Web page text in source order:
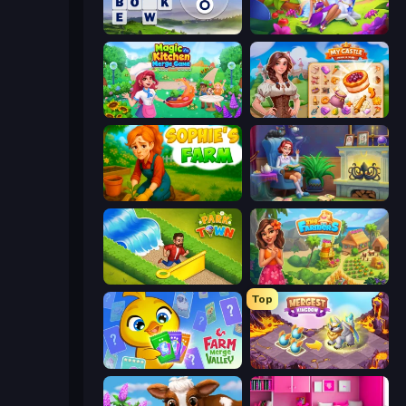
Words of Wonders Fairyland Merge & Magic
Magic Kitchen: Merge Game My Castle: Merge & Story
Sophie's Farm Halloween Merge
Park Town The Farmers
Farm Merge Valley
Top
Mergest Kingdom